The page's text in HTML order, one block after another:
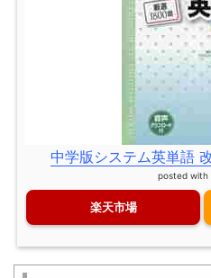
中学版システム英単語
posted with
楽天市場